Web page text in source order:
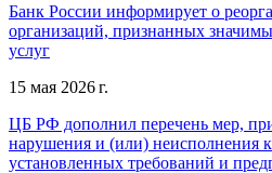
Банк России информирует о
организаций, признанных
услуг
15 мая 2026 г.
ЦБ РФ дополнил перечень мер,
нарушения и (или) неисполнения
установленных требований и